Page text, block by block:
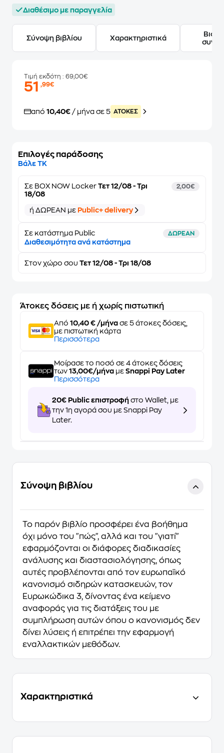
Διαθέσιμο με παραγγελία
Σύνοψη βιβλίου Χαρακτηριστικά
Τιμή εκδότη : 69,00€
51,99€
από 10,40€ / μήνα σε 5 ATOKEΣ
Επιλογές παράδοσης
Βάλε ΤΚ
Σε BOX NOW Locker Τετ 12/08 - Τρι
18/08
2,00€
ή ΔΩΡΕΑΝ με Public+ delivery
Σε κατάστημα Public ΔΩΡΕΑΝ
Διαθεσιμότητα ανά κατάστημα
Στον χώρο σου Τετ 12/08 - Τρι 18/08
Άτοκες δόσεις με ή χωρίς πιστωτική
Από 10,40 € /μήνα σε 5 άτοκες δόσεις,
με πιστωτική κάρτα
Περισσότερα
Μοίρασε το ποσό σε 4 άτοκες δόσεις
των 13,00€/μήνα με Snappi Pay Later
Περισσότερα
20€ Public επιστροφή στο Wallet, με
την 1η αγορά σου με Snappi Pay
Later.
Σύνοψη βιβλίου
Το παρόν βιβλίο προσφέρει ένα βοήθημα
όχι μόνο του "πώς", αλλά και του "γιατί"
εφαρμόζονται οι διάφορες διαδικασίες
ανάλυσης και διαστασιολόγησης, όπως
αυτές προβλέπονται από τον ευρωπαϊκό
κανονισμό σιδηρών κατασκευών, τον
Ευρωκώδικα 3, δίνοντας ένα κείμενο
αναφοράς για τις διατάξεις του με
συμπλήρωση αυτών όπου ο κανονισμός δεν
δίνει λύσεις ή επιτρέπει την εφαρμογή
εναλλακτικών μεθόδων.
Χαρακτηριστικά